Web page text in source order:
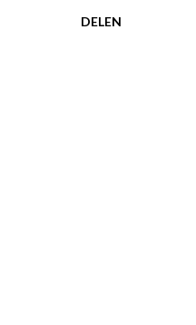
DELEN